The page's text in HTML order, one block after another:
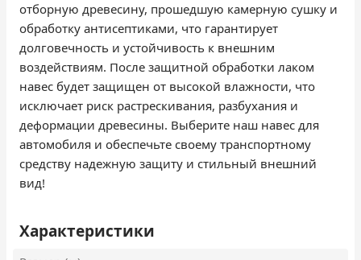
отборную древесину, прошедшую камерную сушку и
обработку антисептиками, что гарантирует
долговечность и устойчивость к внешним
воздействиям. После защитной обработки лаком
навес будет защищен от высокой влажности, что
исключает риск растрескивания, разбухания и
деформации древесины. Выберите наш навес для
автомобиля и обеспечьте своему транспортному
средству надежную защиту и стильный внешний
вид!
Характеристики